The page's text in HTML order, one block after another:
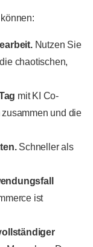
Nutzen Sie
chaotischen,
mit KI Co-
und die
Schneller als
ist